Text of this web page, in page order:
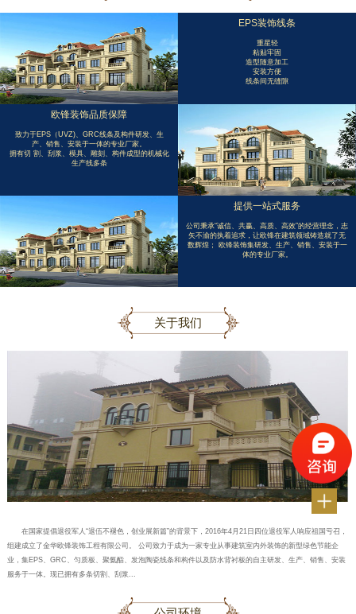
EPS装饰线条
重星轻
粘贴牢固
造型随意加工
安装方便
线条间无缝隙
欧锋装饰品质保障
致力于EPS（UVZ)、GRC线条及构件研发、生
产、销售、安装于一体的专业厂家。
拥有切 割、刮浆、模具、雕刻、构件成型的机械化
生产线多条
提供一站式服务
公司秉承“诚信、共赢、高质、高效”的经营理念，志
矢不渝的执着追求，让欧锋在建筑领域铸造就了无
数辉煌； 欧锋装饰集研发、生产、销售、安装于一
体的专业厂家。
关于我们
在国家提倡退役军人“退伍不褪色，创业展新篇”的背景下，2016年4月21日四位退役军人响应祖国亏召，
组建成立了金华欧锋装饰工程有限公司。 公司致力于成为一家专业从事建筑室内外装饰的新型绿色节能企
业，集EPS、GRC、匀质板、聚氨酯、发泡陶瓷线条和构件以及防水背衬板的自主研发、生产、销售、安装
服务于一体。现已拥有多条切割、刮浆...